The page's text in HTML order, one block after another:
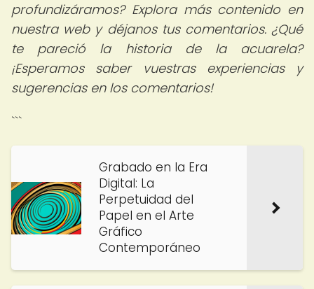
profundizáramos? Explora más contenido en
nuestra web y déjanos tus comentarios. ¿Qué
te pareció la historia de la acuarela?
¡Esperamos saber vuestras experiencias y
sugerencias en los comentarios!
```
Grabado en la Era
Digital: La
Perpetuidad del
Papel en el Arte
Gráfico
Contemporáneo